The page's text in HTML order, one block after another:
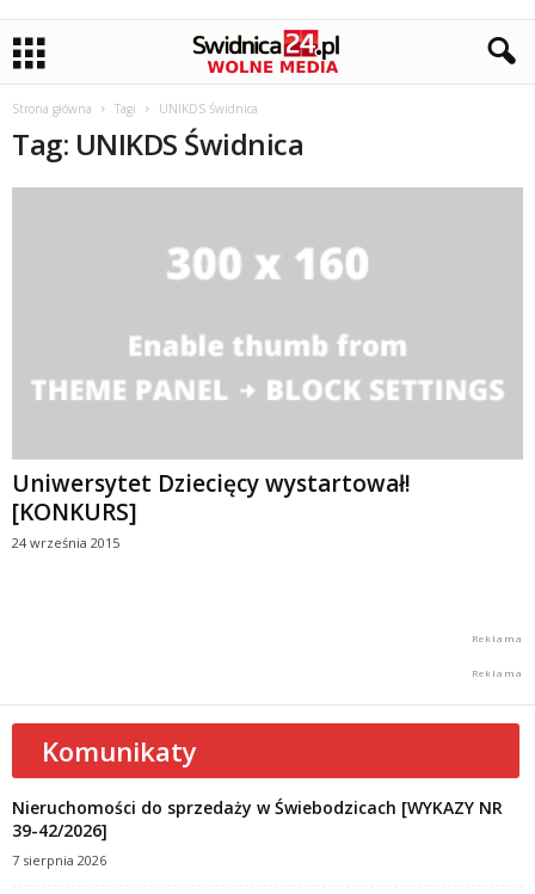
Strona główna Tagi UNIKDS Świdnica
Tag: UNIKDS Świdnica
Uniwersytet Dziecięcy wystartował!
[KONKURS]
24 września 2015
Komunikaty
Nieruchomości do sprzedaży w Świebodzicach [WYKAZY NR
39-42/2026]
7 sierpnia 2026